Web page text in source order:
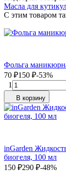
Масла для
C этим товаром
Фольга
70 ₽150 ₽-53%
1
В корзину
inGarden
биогеля, 100 мл
150 ₽290 ₽-48%